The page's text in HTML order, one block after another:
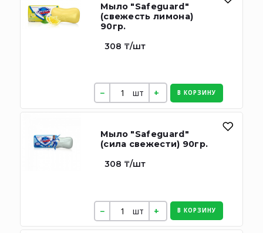
Мыло "Safeguard"
(свежесть лимона)
90гр.
308 ₸/шт
шт В КОРЗИНУ
Мыло "Safeguard"
(сила свежести) 90гр.
308 ₸/шт
шт В КОРЗИНУ